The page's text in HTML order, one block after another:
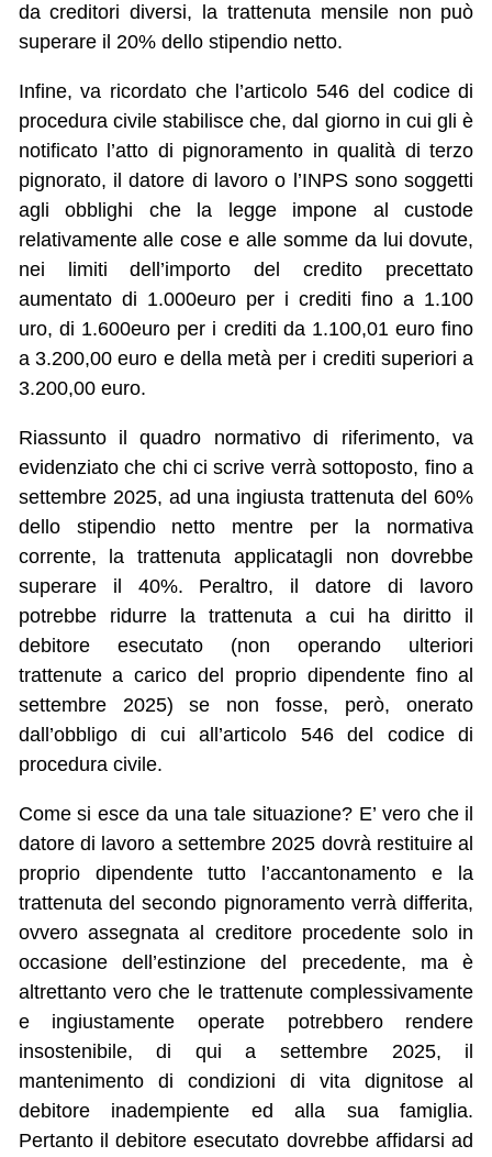
da creditori diversi, la trattenuta mensile non può
superare il 20% dello stipendio netto.
Infine, va ricordato che l’articolo 546 del codice di
procedura civile stabilisce che, dal giorno in cui gli è
notificato l’atto di pignoramento in qualità di terzo
pignorato, il datore di lavoro o l’INPS sono soggetti
agli obblighi che la legge impone al custode
relativamente alle cose e alle somme da lui dovute,
nei limiti dell’importo del credito precettato
aumentato di 1.000euro per i crediti fino a 1.100
uro, di 1.600euro per i crediti da 1.100,01 euro fino
a 3.200,00 euro e della metà per i crediti superiori a
3.200,00 euro.
Riassunto il quadro normativo di riferimento, va
evidenziato che chi ci scrive verrà sottoposto, fino a
settembre 2025, ad una ingiusta trattenuta del 60%
dello stipendio netto mentre per la normativa
corrente, la trattenuta applicatagli non dovrebbe
superare il 40%. Peraltro, il datore di lavoro
potrebbe ridurre la trattenuta a cui ha diritto il
debitore esecutato (non operando ulteriori
trattenute a carico del proprio dipendente fino al
settembre 2025) se non fosse, però, onerato
dall’obbligo di cui all’articolo 546 del codice di
procedura civile.
Come si esce da una tale situazione? E’ vero che il
datore di lavoro a settembre 2025 dovrà restituire al
proprio dipendente tutto l’accantonamento e la
trattenuta del secondo pignoramento verrà differita,
ovvero assegnata al creditore procedente solo in
occasione dell’estinzione del precedente, ma è
altrettanto vero che le trattenute complessivamente
e ingiustamente operate potrebbero rendere
insostenibile, di qui a settembre 2025, il
mantenimento di condizioni di vita dignitose al
debitore inadempiente ed alla sua famiglia.
Pertanto il debitore esecutato dovrebbe affidarsi ad